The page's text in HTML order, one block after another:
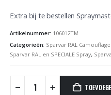
Extra bij te bestellen
Artikelnummer: 106012TM
Categorieën: Sparvar RAL
Sparvar RAL en SPECIALE Spray,